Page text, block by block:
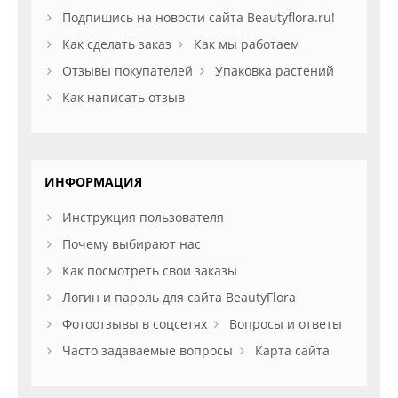
Подпишись на новости сайта Beautyflora.ru!
Как сделать заказ
Как мы работаем
Отзывы покупателей
Упаковка растений
Как написать отзыв
ИНФОРМАЦИЯ
Инструкция пользователя
Почему выбирают нас
Как посмотреть свои заказы
Логин и пароль для сайта BeautyFlora
Фотоотзывы в соцсетях
Вопросы и ответы
Часто задаваемые вопросы
Карта сайта